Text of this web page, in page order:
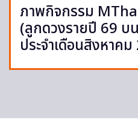
ภาพกิจกรรม
(ลูกดวงรายปี 69
ประจำเดือนสิงหาค